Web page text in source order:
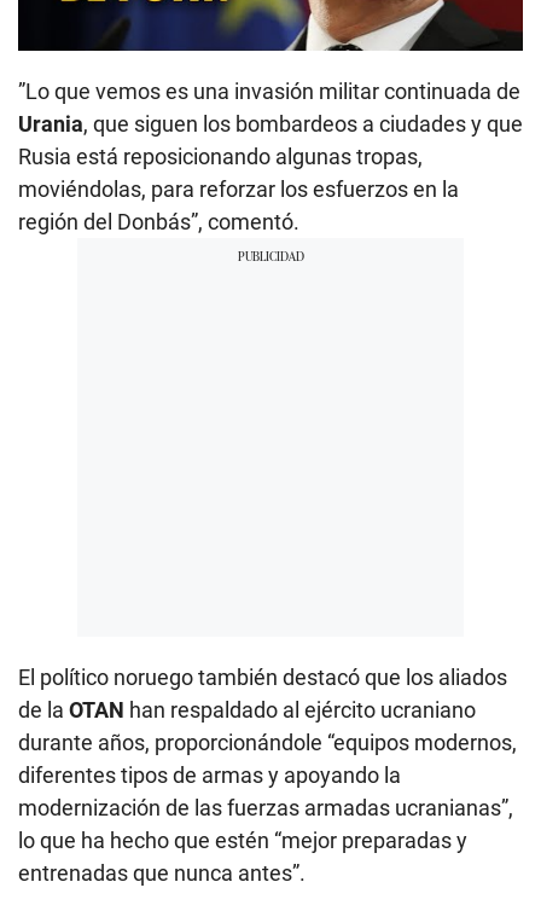
”Lo que vemos es una invasión militar continuada de
Urania, que siguen los bombardeos a ciudades y que
Rusia está reposicionando algunas tropas,
moviéndolas, para reforzar los esfuerzos en la
región del Donbás”, comentó.
El político noruego también destacó que los aliados
de la OTAN han respaldado al ejército ucraniano
durante años, proporcionándole “equipos modernos,
diferentes tipos de armas y apoyando la
modernización de las fuerzas armadas ucranianas”,
lo que ha hecho que estén “mejor preparadas y
entrenadas que nunca antes”.